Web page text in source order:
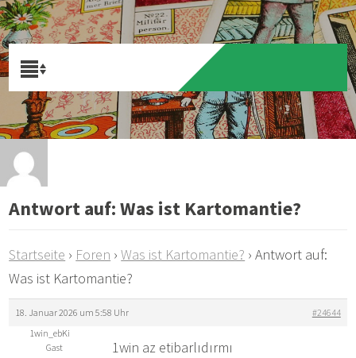
Antwort auf: Was ist Kartomantie?
Startseite › Foren › Was ist Kartomantie? › Antwort auf:
Was ist Kartomantie?
18. Januar 2026 um 5:58 Uhr
#24644
1win_ebKi
Gast
1win az etibarlıdırmı